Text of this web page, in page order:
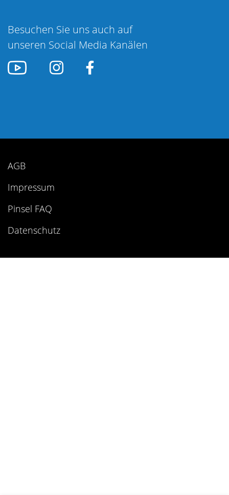
Besuchen Sie uns auch auf
unseren Social Media Kanälen
AGB
Impressum
Pinsel FAQ
Datenschutz